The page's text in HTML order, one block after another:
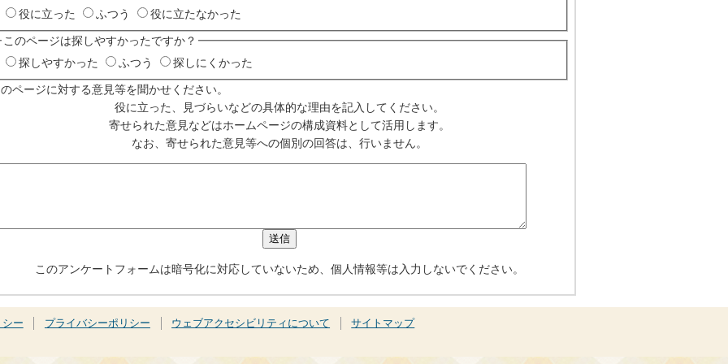
役に立った ふつう 役に立たなかった
このページは探しやすかったですか？
探しやすかった
ふつう 探しにくかった
ページに対する意見等を聞かせください。
役に立った、見づらいなどの具体的な理由を記入してください。
寄せられた意見などはホームページの構成資料として活用します。
なお、寄せられた意見等への個別の回答は、行いません。
このアンケートフォームは暗号化に対応していないため、個人情報等は入力しないでください。
ー プライバシーポリシー ウェブアクセシビリティについて サイトマップ